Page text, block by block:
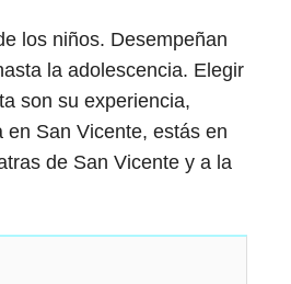
los niños. Desempeñan
la adolescencia. Elegir
son su experiencia,
San Vicente, estás en
de San Vicente y a la